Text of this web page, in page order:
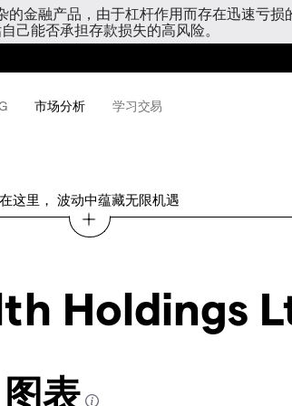
金融产品，由于杠杆作用而存在迅速亏
己能否承担存款损失的高风险。
市场分析 学习交易
在这里， 波动中蕴藏无限机遇
Holdings
表